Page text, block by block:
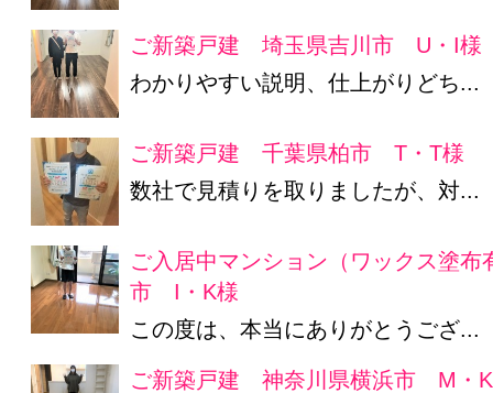
ご新築戸建 埼玉県吉川市 U・I様
わかりやすい説明、仕上がりどち...
ご新築戸建 千葉県柏市 T・T様
数社で見積りを取りましたが、対...
ご入居中マンション（ワックス塗
市 I・K様
この度は、本当にありがとうござ...
ご新築戸建 神奈川県横浜市 M・